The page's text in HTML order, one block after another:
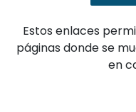
Estos enlaces
páginas donde se
en